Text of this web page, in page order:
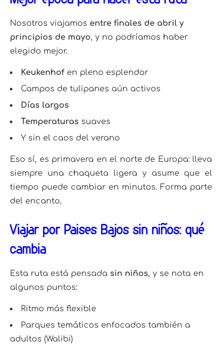
Nosotros viajamos entre finales de abril y
principios de mayo, y no podríamos haber
elegido mejor.
Keukenhof en pleno esplendor
Campos de tulipanes aún activos
Días largos
Temperaturas suaves
Y sin el caos del verano
Eso sí, es primavera en el norte de Europa: lleva
siempre una chaqueta ligera y asume que el
tiempo puede cambiar en minutos. Forma parte
del encanto.
Viajar por Países Bajos sin niños: qué
cambia
Esta ruta está pensada sin niños, y se nota en
algunos puntos:
Ritmo más flexible
Parques temáticos enfocados también a
adultos (Walibi)